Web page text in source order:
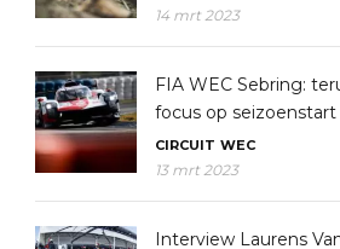
14 mrt 2023
FIA WEC Sebring:
focus op seizoenstart
CIRCUIT WEC
13 mrt 2023
Interview Laurens